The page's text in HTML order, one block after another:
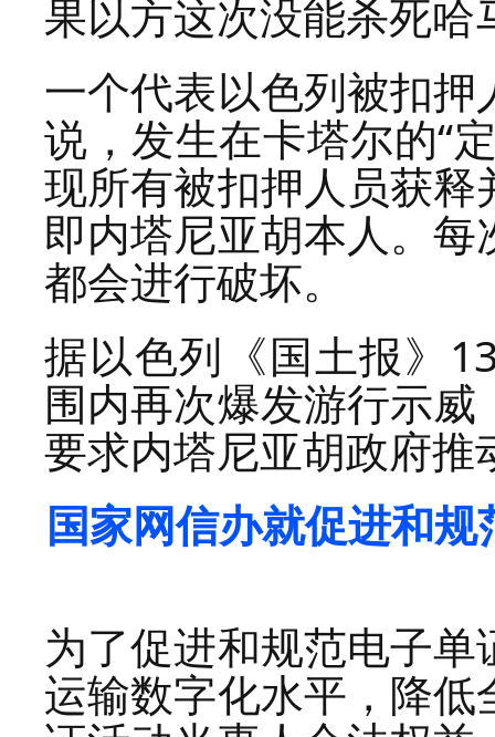
果以方这次没能杀死
一个代表以色列被扣
说，发生在卡塔尔的“
现所有被扣押人员获
即内塔尼亚胡本人。
都会进行破坏。
据以色列《国土报》
围内再次爆发游行示
要求内塔尼亚胡政府
国家网信办就促进和
为了促进和规范电子
运输数字化水平，降